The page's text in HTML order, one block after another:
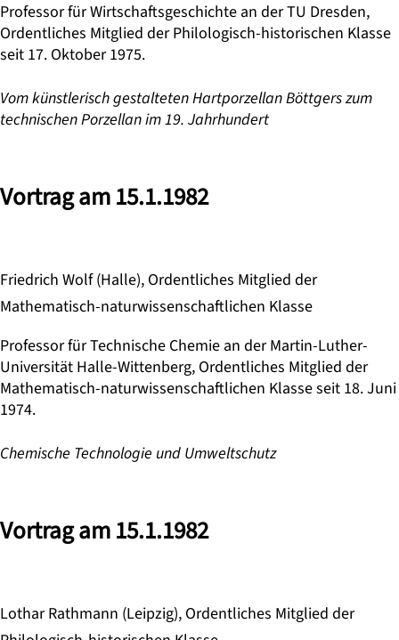
Professor für Wirtschaftsgeschichte an der TU Dresden,
Ordentliches Mitglied der Philologisch-historischen Klasse
seit 17. Oktober 1975.
Vom künstlerisch gestalteten Hartporzellan Böttgers zum
technischen Porzellan im 19. Jahrhundert
Vortrag am 15.1.1982
Friedrich Wolf (Halle), Ordentliches Mitglied der
Mathematisch-naturwissenschaftlichen Klasse
Professor für Technische Chemie an der Martin-Luther-
Universität Halle-Wittenberg, Ordentliches Mitglied der
Mathematisch-naturwissenschaftlichen Klasse seit 18. Juni
1974.
Chemische Technologie und Umweltschutz
Vortrag am 15.1.1982
Lothar Rathmann (Leipzig), Ordentliches Mitglied der